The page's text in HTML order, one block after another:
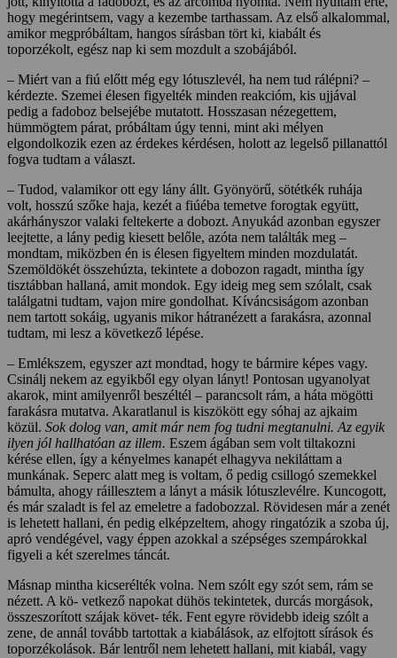
hogy megérintsem, vagy a kezembe tarthassam. Az első alkalommal,
amikor megpróbáltam, hangos sírásban tört ki, kiabált és
toporzékolt, egész nap ki sem mozdult a szobájából.
– Miért van a fiú előtt még egy lótuszlevél, ha nem tud rálépni? –
kérdezte. Szemei élesen figyelték minden reakcióm, kis ujjával
pedig a fadoboz belsejébe mutatott. Hosszasan nézegettem,
hümmögtem párat, próbáltam úgy tenni, mint aki mélyen
elgondolkozik ezen az érdekes kérdésen, holott az legelső pillanattól
fogva tudtam a választ.
– Tudod, valamikor ott egy lány állt. Gyönyörű, sötétkék ruhája
volt, hosszú szőke haja, kezét a fiúéba temetve forogtak együtt,
akárhányszor valaki feltekerte a dobozt. Anyukád azonban egyszer
leejtette, a lány pedig kiesett belőle, azóta nem találták meg –
mondtam, miközben én is élesen figyeltem minden mozdulatát.
Szemöldökét összehúzta, tekintete a dobozon ragadt, mintha így
tisztábban hallaná, amit mondok. Egy ideig meg sem szólalt, csak
találgatni tudtam, vajon mire gondolhat. Kíváncsiságom azonban
nem tartott sokáig, ugyanis mikor hátranézett a farakásra, azonnal
tudtam, mi lesz a következő lépése.
– Emlékszem, egyszer azt mondtad, hogy te bármire képes vagy.
Csinálj nekem az egyikből egy olyan lányt! Pontosan ugyanolyat
akarok, mint amilyenről beszéltél – parancsolt rám, a háta mögötti
farakásra mutatva. Akaratlanul is kiszökött egy sóhaj az ajkaim
közül. Sok dolog van, amit már nem fog tudni megtanulni. Az egyik
ilyen jól hallhatóan az illem. Eszem ágában sem volt tiltakozni
kérése ellen, így a kényelmes kanapét elhagyva nekiláttam a
munkának. Seperc alatt meg is voltam, ő pedig csillogó szemekkel
bámulta, ahogy ráillesztem a lányt a másik lótuszlevélre. Kuncogott,
és már szaladt is fel az emeletre a fadobozzal. Rövidesen már a zenét
is lehetett hallani, én pedig elképzeltem, ahogy ringatózik a szoba új,
apró vendégével, vagy éppen azokkal a szépséges szempárokkal
figyeli a két szerelmes táncát.
Másnap mintha kicserélték volna. Nem szólt egy szót sem, rám se
nézett. A kö- vetkező napokat dühös tekintetek, durcás morgások,
összeszorított szájak követ- ték. Fent egyre rövidebb ideig szólt a
zene, de annál tovább tartottak a kiabálások, az elfojtott sírások és
toporzékolások. Bár lentről nem lehetett hallani, mit kiabál, vagy